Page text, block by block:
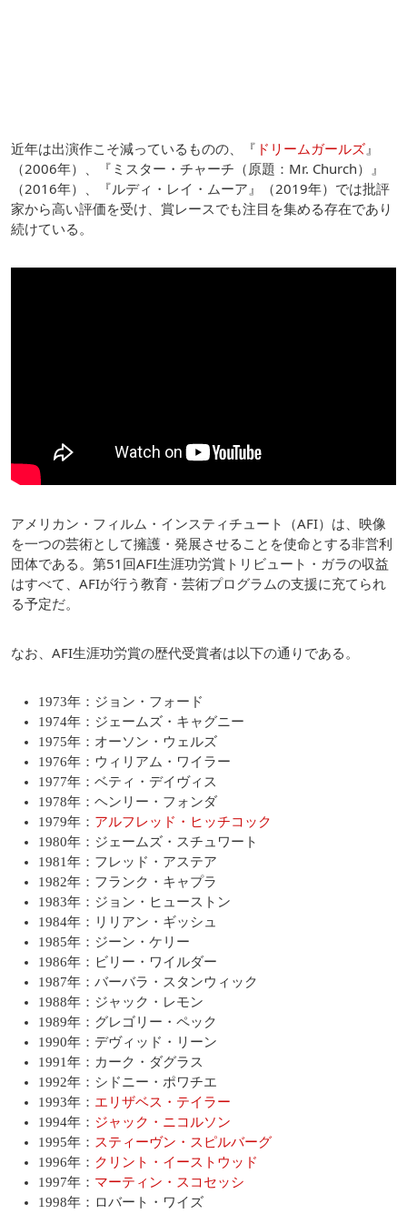
近年は出演作こそ減っているものの、『 ドリームガールズ 』
（2006年）、『ミスター・チャーチ（原題：Mr. Church）』
（2016年）、『ルディ・レイ・ムーア』（2019年）では批評
家から高い評価を受け、賞レースでも注目を集める存在であり
続けている。
アメリカン・フィルム・インスティチュート（AFI）は、映像
を一つの芸術として擁護・発展させることを使命とする非営利
団体である。第51回AFI生涯功労賞トリビュート・ガラの収益
はすべて、AFIが行う教育・芸術プログラムの支援に充てられ
る予定だ。
なお、AFI生涯功労賞の歴代受賞者は以下の通りである。
1973年：ジョン・フォード
1974年：ジェームズ・キャグニー
1975年：オーソン・ウェルズ
1976年：ウィリアム・ワイラー
1977年：ベティ・デイヴィス
1978年：ヘンリー・フォンダ
1979年： アルフレッド・ヒッチコック
1980年：ジェームズ・スチュワート
1981年：フレッド・アステア
1982年：フランク・キャプラ
1983年：ジョン・ヒューストン
1984年：リリアン・ギッシュ
1985年：ジーン・ケリー
1986年：ビリー・ワイルダー
1987年：バーバラ・スタンウィック
1988年：ジャック・レモン
1989年：グレゴリー・ペック
1990年：デヴィッド・リーン
1991年：カーク・ダグラス
1992年：シドニー・ポワチエ
1993年： エリザベス・テイラー
1994年： ジャック・ニコルソン
1995年： スティーヴン・スピルバーグ
1996年： クリント・イーストウッド
1997年： マーティン・スコセッシ
1998年：ロバート・ワイズ